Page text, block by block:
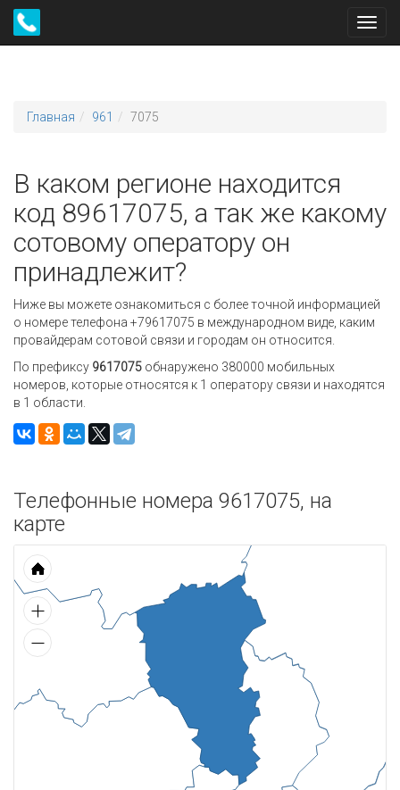
Главная 961 7075
В каком регионе находится
код 89617075, а так же какому
сотовому оператору он
принадлежит?
Ниже вы можете ознакомиться с более точной информацией
о номере телефона +79617075 в международном виде, каким
провайдерам сотовой связи и городам он относится.
По префиксу 9617075 обнаружено 380000 мобильных
номеров, которые относятся к 1 оператору связи и находятся
в 1 области.
Телефонные номера 9617075, на
карте